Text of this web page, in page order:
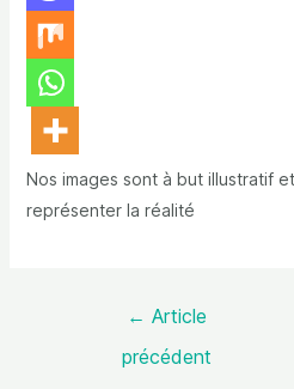
Nos images sont à but illustratif
représenter la réalité
← Article
précédent